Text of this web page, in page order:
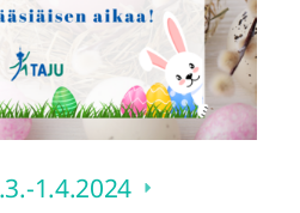
1.4.2024